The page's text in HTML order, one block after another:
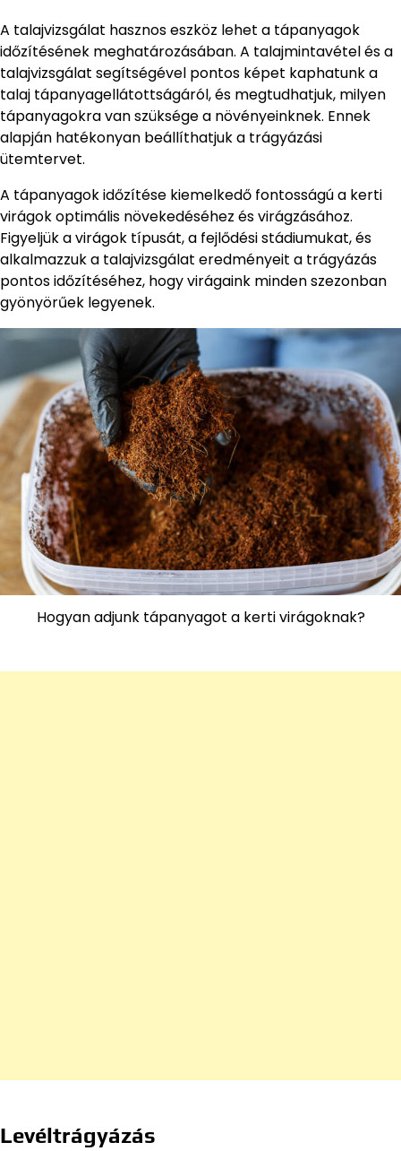
A talajvizsgálat hasznos eszköz lehet a tápanyagok
időzítésének meghatározásában. A talajmintavétel és a
talajvizsgálat segítségével pontos képet kaphatunk a
talaj tápanyagellátottságáról, és megtudhatjuk, milyen
tápanyagokra van szüksége a növényeinknek. Ennek
alapján hatékonyan beállíthatjuk a trágyázási
ütemtervet.
A tápanyagok időzítése kiemelkedő fontosságú a kerti
virágok optimális növekedéséhez és virágzásához.
Figyeljük a virágok típusát, a fejlődési stádiumukat, és
alkalmazzuk a talajvizsgálat eredményeit a trágyázás
pontos időzítéséhez, hogy virágaink minden szezonban
gyönyörűek legyenek.
Hogyan adjunk tápanyagot a kerti virágoknak?
Levéltrágyázás